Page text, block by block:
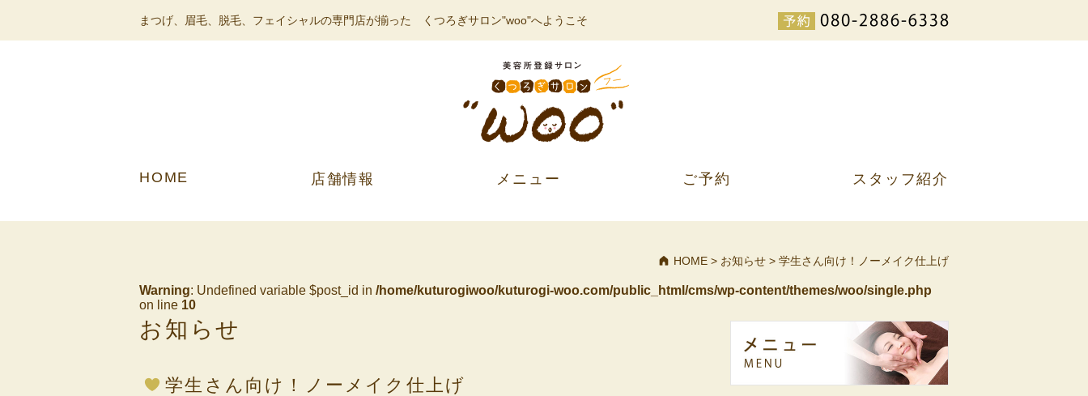
まつげ、眉毛、脱毛、フェイシャルの専門店が揃った くつろぎサロン"woo"へようこそ
HOME 店舗情報 メニュー ご予約 スタッフ紹介
HOME > お知らせ > 学生さん向け！ノーメイク仕上げ
Warning: Undefined variable $post_id in /home/kuturogiwoo/kuturogi-woo.com/public_html/cms/wp-content/themes/woo/single.php
on line 10
お知らせ
学生さん向け！ノーメイク仕上げ